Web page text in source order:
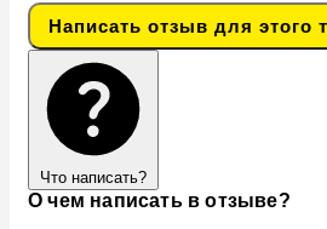
Написать отзыв для этого
Что написать?
О чем написать в отзыве?